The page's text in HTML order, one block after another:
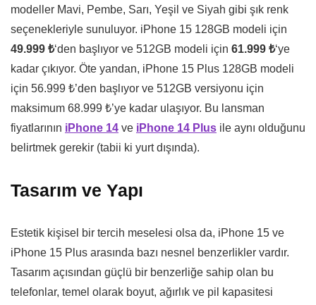
modeller Mavi, Pembe, Sarı, Yeşil ve Siyah gibi şık renk
seçenekleriyle sunuluyor. iPhone 15 128GB modeli için
49.999 ₺‘den başlıyor ve 512GB modeli için 61.999 ₺‘ye
kadar çıkıyor. Öte yandan, iPhone 15 Plus 128GB modeli
için 56.999 ₺’den başlıyor ve 512GB versiyonu için
maksimum 68.999 ₺’ye kadar ulaşıyor. Bu lansman
fiyatlarının iPhone 14 ve iPhone 14 Plus ile aynı olduğunu
belirtmek gerekir (tabii ki yurt dışında).
Tasarım ve Yapı
Estetik kişisel bir tercih meselesi olsa da, iPhone 15 ve
iPhone 15 Plus arasında bazı nesnel benzerlikler vardır.
Tasarım açısından güçlü bir benzerliğe sahip olan bu
telefonlar, temel olarak boyut, ağırlık ve pil kapasitesi